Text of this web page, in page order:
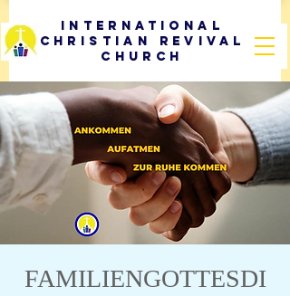
International
Christian Revival
Church
FAMILIENGOTTESDI